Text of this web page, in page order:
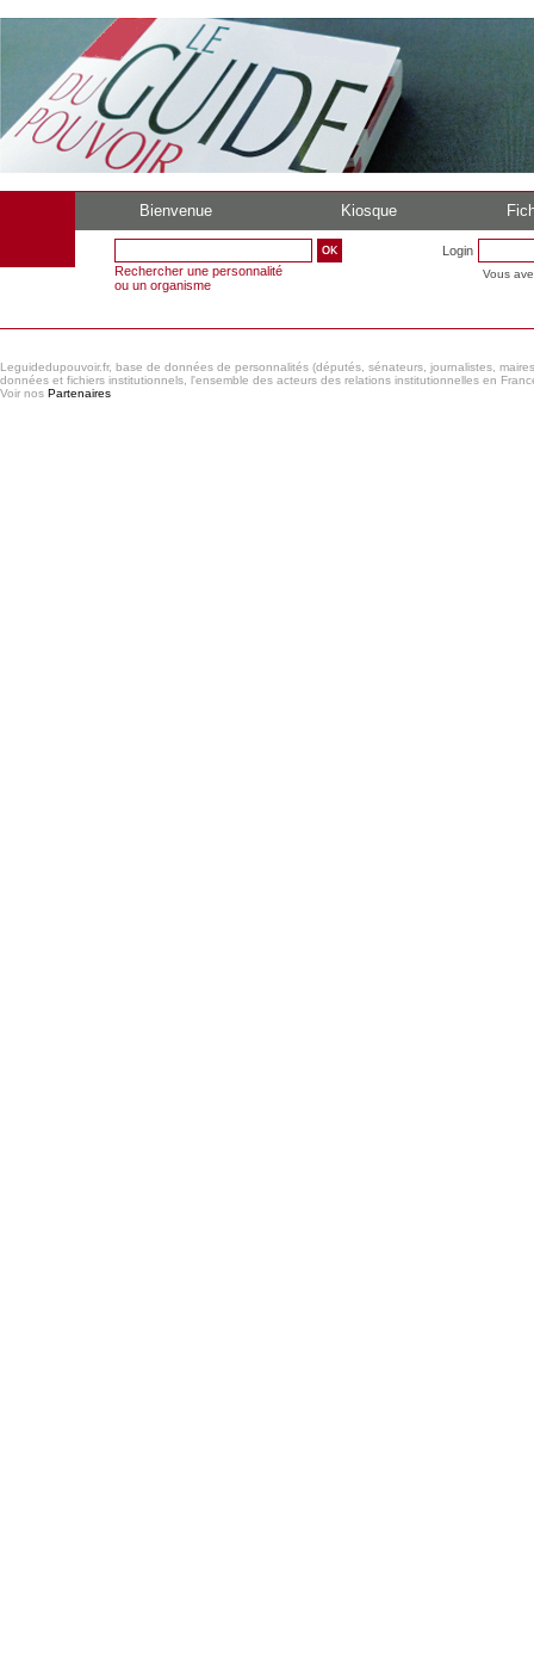
Bienvenue Kiosque
Rechercher une personnalité
ou un organisme
Login
Vous
Leguidedupouvoir.fr, base de données de personnalités (députés, sénateurs, journalistes,
données et fichiers institutionnels, l'ensemble des acteurs des relations institutionnelles en
Voir nos Partenaires